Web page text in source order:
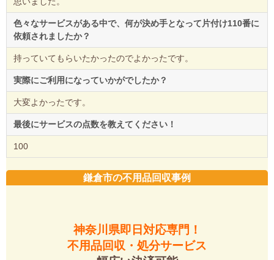
色々なサービスがある中で、何が決め手となって片付け110番に
依頼されましたか？
持っていてもらいたかったのでよかったです。
実際にご利用になっていかがでしたか？
大変よかったです。
最後にサービスの点数を教えてください！
100
鎌倉市の不用品回収事例
神奈川県即日対応専門！
不用品回収・処分サービス